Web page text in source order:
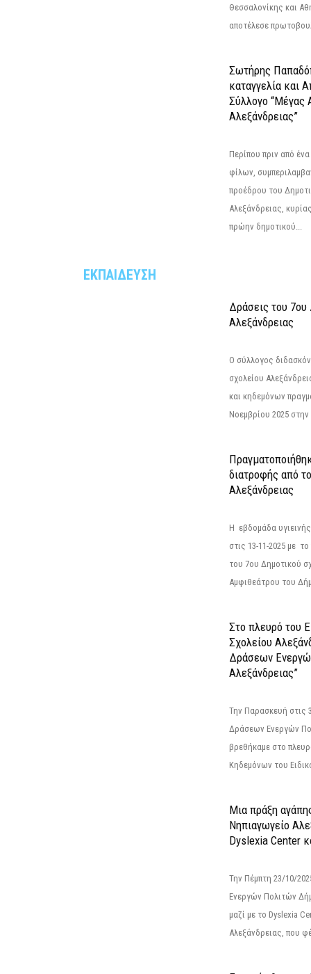
Θεσσαλονίκης και
αποτέλεσε
Σωτήρης
καταγγελία και
Σύλλογο “Μέγας
Αλεξάνδρειας”
Περίπου πριν από
φίλων,
προέδρου του
Αλεξάνδρειας,
πρώην δημοτικού...
ΕΚΠΑΙΔΕΥΣΗ
Δράσεις του 7ου
Αλεξάνδρειας
Ο σύλλογος
σχολείου
και κηδεμόνων
Νοεμβρίου 2025
διατροφής από
Αλεξάνδρειας
Η εβδομάδα
στις 13-11-2025 με
του 7ου Δημοτικού
Αμφιθεάτρου του
Στο πλευρό του
Σχολείου
Δράσεων
Αλεξάνδρειας”
Την Παρασκευή
Δράσεων Ενεργών
βρεθήκαμε στο
Κηδεμόνων του
Μια πράξη
Νηπιαγωγείο
Dyslexia Center
Την Πέμπτη 23/10/
Ενεργών Πολιτών
μαζί με το Dyslexia
Αλεξάνδρειας, που